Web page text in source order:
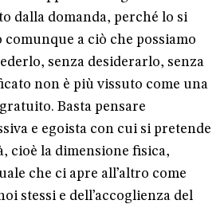
dalla domanda, perché lo si
comunque a ciò che possiamo
senza desiderarlo, senza
non è più vissuto come una
Basta pensare
e egoista con cui si pretende
cioè la dimensione fisica,
che ci apre all’altro come
stessi e dell’accoglienza del